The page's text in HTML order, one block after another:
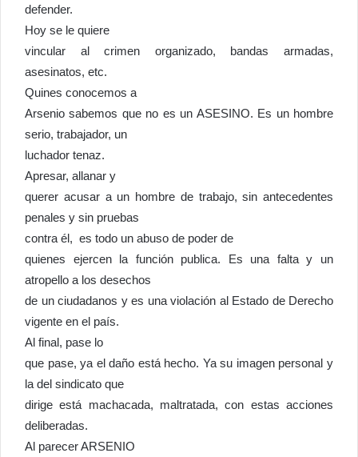
defender.
Hoy se le quiere
vincular al crimen organizado, bandas armadas,
asesinatos, etc.
Quines conocemos a
Arsenio sabemos que no es un ASESINO. Es un hombre
serio, trabajador, un
luchador tenaz.
Apresar, allanar y
querer acusar a un hombre de trabajo, sin antecedentes
penales y sin pruebas
contra él, es todo un abuso de poder de
quienes ejercen la función publica. Es una falta y un
atropello a los desechos
de un ciudadanos y es una violación al Estado de Derecho
vigente en el país.
Al final, pase lo
que pase, ya el daño está hecho. Ya su imagen personal y
la del sindicato que
dirige está machacada, maltratada, con estas acciones
deliberadas.
Al parecer ARSENIO